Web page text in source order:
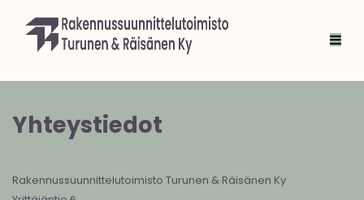
Yhteystiedot
Rakennussuunnittelutoimisto Turunen & Räisänen Ky